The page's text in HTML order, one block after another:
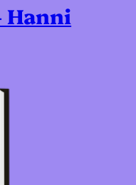
Hanni